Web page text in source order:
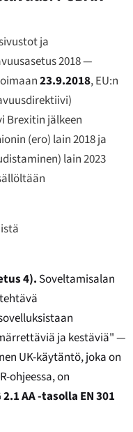
ja
2018 —
23.9.2018, EU:n
Brexitin jälkeen
(ero) lain 2018 ja
lain 2023
4). Soveltamisalan
ja kestäviä" —
UK-käytäntö, joka on
ohjeessa, on
2.1 AA -tasolla EN 301